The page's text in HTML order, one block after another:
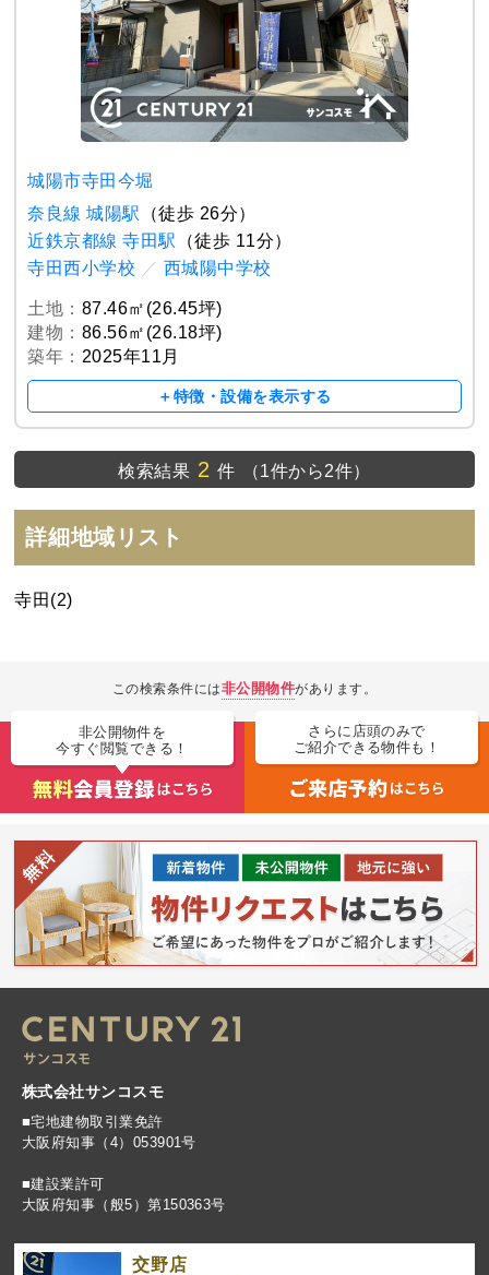
城陽市寺田今堀
奈良線 城陽駅
（徒歩 26分）
近鉄京都線 寺田駅
（徒歩 11分）
寺田西小学校 ／ 西城陽中学校
土地： 87.46㎡(26.45坪)
建物： 86.56㎡(26.18坪)
築年： 2025年11月
＋特徴・設備を表示する
検索結果 2 件 （1件から2件）
詳細地域リスト
寺田(2)
この検索条件には非公開物件があります。
非公開物件を
今すぐ閲覧できる！
さらに店頭のみで
ご紹介できる物件も！
株式会社サンコスモ
■宅地建物取引業免許
大阪府知事（4）053901号
■建設業許可
大阪府知事（般5）第150363号
交野店